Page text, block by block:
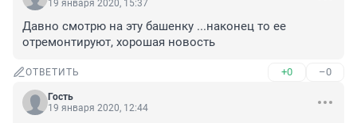
19 января 2020, 15:37
Давно смотрю на эту башенку ...наконец то ее
отремонтируют, хорошая новость
ОТВЕТИТЬ +0 –0
Гость
19 января 2020, 12:44